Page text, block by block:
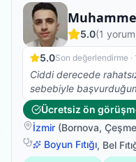
Fizyoterapist
5.0(1
5.0Son değerlendirme ·
Ciddi derecede
sebebiyle
sağlığıma kavuşturdu.
tavsiye ederim
Ücretsiz ön
İzmir (Bornova, Çeşme
Boyun Fıtığı, Bel